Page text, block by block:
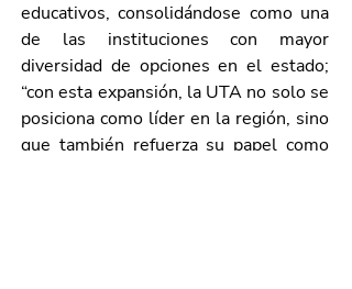
educativos, consolidándose como una
de las instituciones con mayor
diversidad de opciones en el estado;
“con esta expansión, la UTA no solo se
posiciona como líder en la región, sino
que también refuerza su papel como